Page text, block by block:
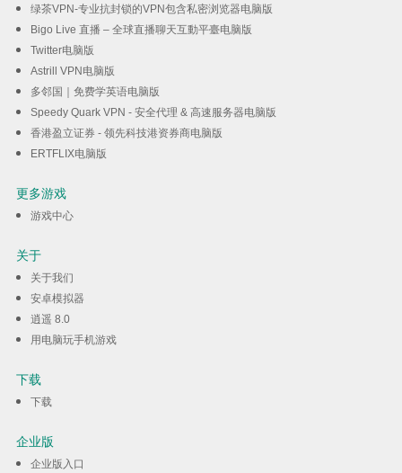
绿茶VPN-专业抗封锁的VPN包含私密浏览器电脑版
Bigo Live 直播 – 全球直播聊天互動平臺电脑版
Twitter电脑版
Astrill VPN电脑版
多邻国｜免费学英语电脑版
Speedy Quark VPN - 安全代理 & 高速服务器电脑版
香港盈立证券 - 领先科技港资券商电脑版
ERTFLIX电脑版
更多游戏
游戏中心
关于
关于我们
安卓模拟器
逍遥 8.0
用电脑玩手机游戏
下载
下载
企业版
企业版入口